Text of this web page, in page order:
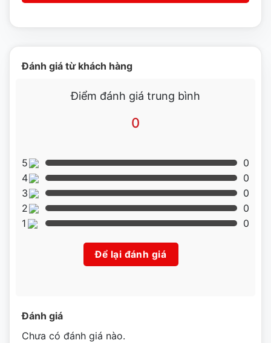
Đánh giá từ khách hàng
Điểm đánh giá trung bình
0
5
0
4
0
3
0
2
0
1
0
Để lại đánh giá
Đánh giá
Chưa có đánh giá nào.